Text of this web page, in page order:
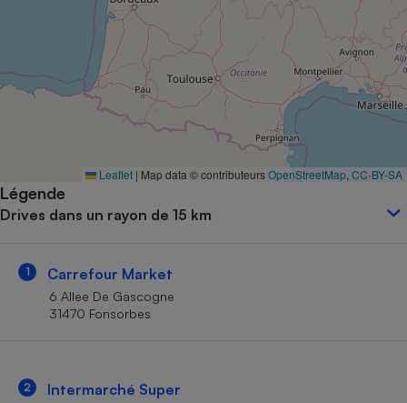
Leaflet | Map data © contributeursOpenStreetMap CC-BY-SA
Légende
Drives dans un rayon de 15 km
1 Carrefour Market
6 Allee De Gascogne
31470 Fonsorbes
2 Intermarché Super
Complément
alimentaire
Assurance emprunteur
Banque
Petit électroménager -
Matelas
Mutuelle